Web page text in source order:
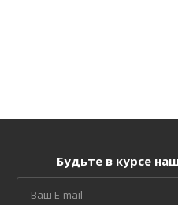
Будьте в курсе